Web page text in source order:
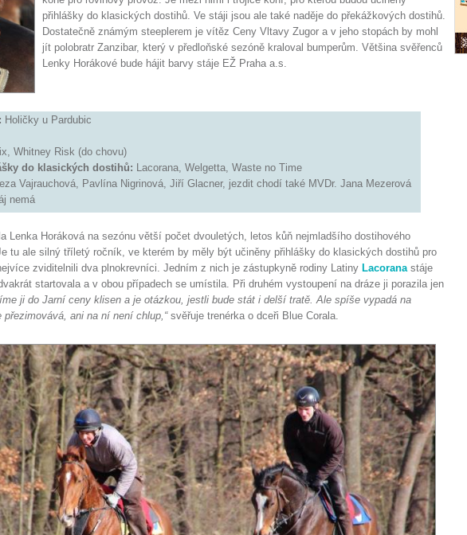
přihlášky do klasických dostihů. Ve stáji jsou ale také naděje do překážkových dostihů.
Dostatečně známým steeplerem je vítěz Ceny Vltavy Zugor a v jeho stopách by mohl
jít polobratr Zanzibar, který v předloňské sezóně kraloval bumperům. Většina svěřenců
Lenky Horákové bude hájit barvy stáje EŽ Praha a.s.
Holičky u Pardubic
Whitney Risk (do chovu)
do klasických dostihů: Lacorana, Welgetta, Waste no Time
Vajrauchová, Pavlína Nigrinová, Jiří Glacner, jezdit chodí také MVDr. Jana Mezerová
nemá
Lenka Horáková na sezónu větší počet dvouletých, letos kůň nejmladšího dostihového
tu ale silný tříletý ročník, ve kterém by měly být učiněny přihlášky do klasických dostihů pro
zviditelnili dva plnokrevníci. Jedním z nich je zástupkyně rodiny Latiny Lacoranastáje
startovala a v obou případech se umístila. Při druhém vystoupení na dráze ji porazila jen
ji do Jarní ceny klisen a je otázkou, jestli bude stát i delší tratě. Ale spíše vypadá na
přezimovává, ani na ní není chlup,“svěřuje trenérka o dceři Blue Corala.